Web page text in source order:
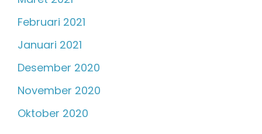
Februari 2021
Januari 2021
Desember 2020
November 2020
Oktober 2020